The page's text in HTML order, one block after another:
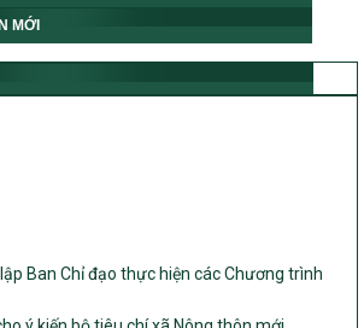
MỚI
Ban Chỉ đạo thực hiện các Chương trình
ý kiến bộ tiêu chí xã Nông thôn mới